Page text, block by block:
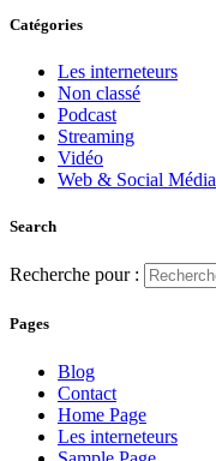
Catégories
Les interneteurs
Non classé
Podcast
Streaming
Vidéo
Web & Social Média
Search
Recherche pour :
Pages
Blog
Contact
Home Page
Les interneteurs